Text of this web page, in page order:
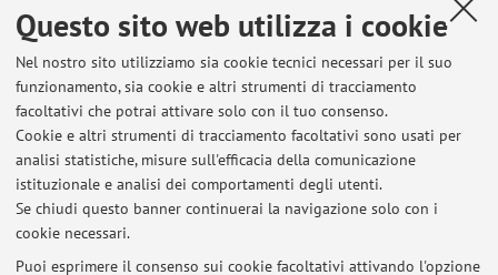
Questo sito web utilizza i cookie
Nel nostro sito utilizziamo sia cookie tecnici necessari per il suo
funzionamento, sia cookie e altri strumenti di tracciamento
facoltativi che potrai attivare solo con il tuo consenso.
Cookie e altri strumenti di tracciamento facoltativi sono usati per
analisi statistiche, misure sull'efficacia della comunicazione
istituzionale e analisi dei comportamenti degli utenti.
Se chiudi questo banner continuerai la navigazione solo con i
cookie necessari.
Puoi esprimere il consenso sui cookie facoltativi attivando l'opzione
E-mail: ghazal.narimanfar2@unibo.it
Dipartimento di Scienze Mediche e Chirurgiche
Via Massarenti 9, Bologna -Vai alla mappa
Ultimi avvisi